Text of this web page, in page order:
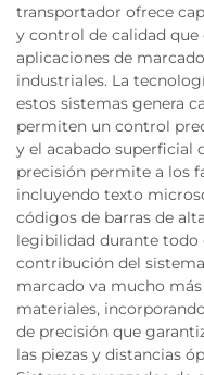
transportador ofrece
y control de calidad que
aplicaciones de
industriales. La
estos sistemas genera
permiten un control
y el acabado superficial
precisión permite a los
incluyendo texto
códigos de barras de
legibilidad durante todo
contribución del
marcado va mucho
materiales,
de precisión que
las piezas y distancias